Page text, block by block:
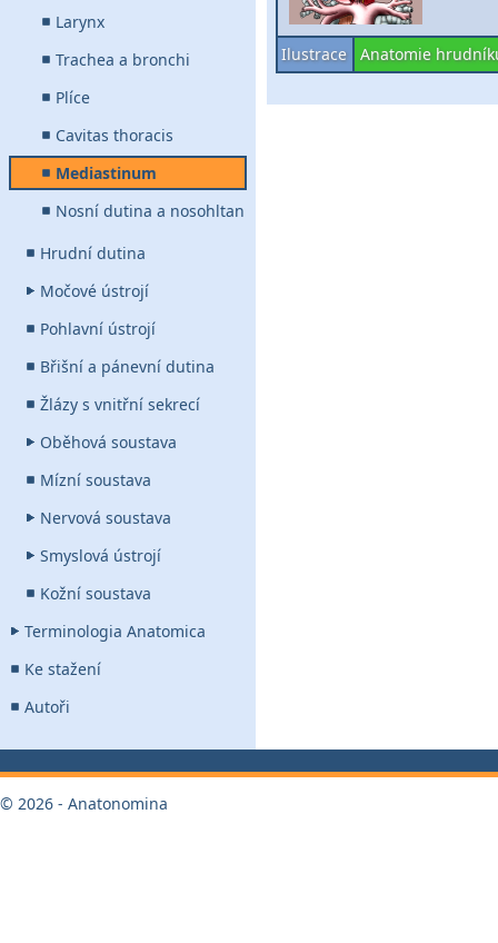
Larynx
Trachea a bronchi
Plíce
Cavitas thoracis
Mediastinum
Nosní dutina a nosohltan
Hrudní dutina
Močové ústrojí
Pohlavní ústrojí
Břišní a pánevní dutina
Žlázy s vnitřní sekrecí
Oběhová soustava
Mízní soustava
Nervová soustava
Smyslová ústrojí
Kožní soustava
Terminologia Anatomica
Ke stažení
Autoři
Ilustrace Anatomie
© 2026 - Anatonomina